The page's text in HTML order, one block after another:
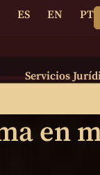
ES EN PT
Servicios
en